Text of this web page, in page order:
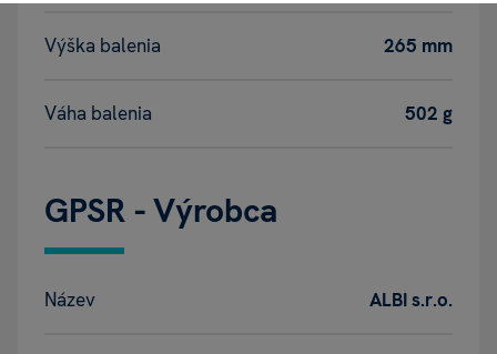
Výška balenia 265 mm
Váha balenia 502 g
GPSR - Výrobca
Název ALBI s.r.o.